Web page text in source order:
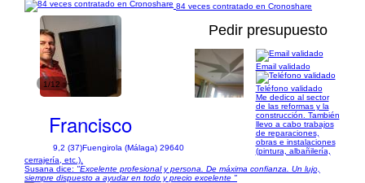
84 veces contratado en Cronoshare
1/12
Pedir presupuesto
Francisco
9,2 (37)Fuengirola (Málaga) 29640
Email validado
Teléfono validado
Me dedico al sector
de las reformas y la
construcción. También
llevo a cabo trabajos
de reparaciones,
obras e instalaciones
(pintura, albañilería,
cerrajería, etc.).
Susana dice: "Excelente profesional y persona. De máxima confianza. Un lujo,
siempre dispuesto a ayudar en todo y precio excelente "